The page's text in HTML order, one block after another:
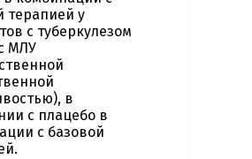
терапией у
с туберкулезом
МЛУ
в
с плацебо в
с базовой